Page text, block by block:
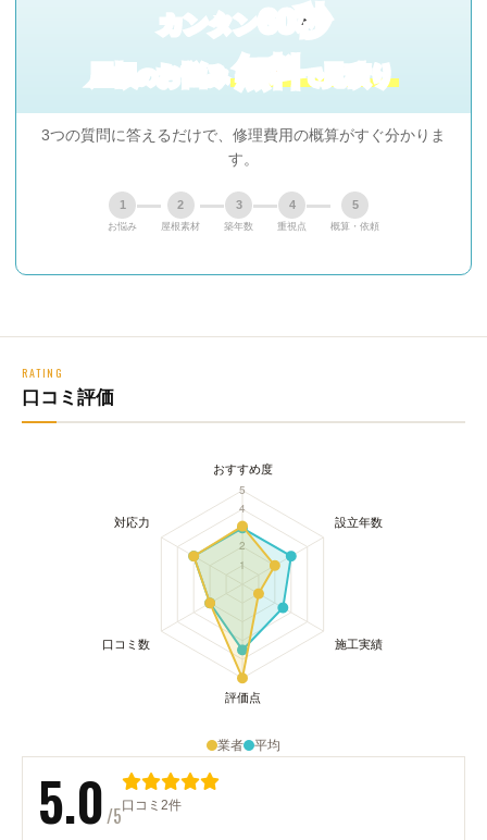
カンタン60秒
屋根 のお悩み無料で見積り
3つの質問に答えるだけで、修理費用の概算がすぐ分かりま
す。
1
お悩み
2
屋根素材
3
築年数
4
重視点
5
概算・依頼
RATING
口コミ評価
業者 平均
5.0 /5口コミ2件